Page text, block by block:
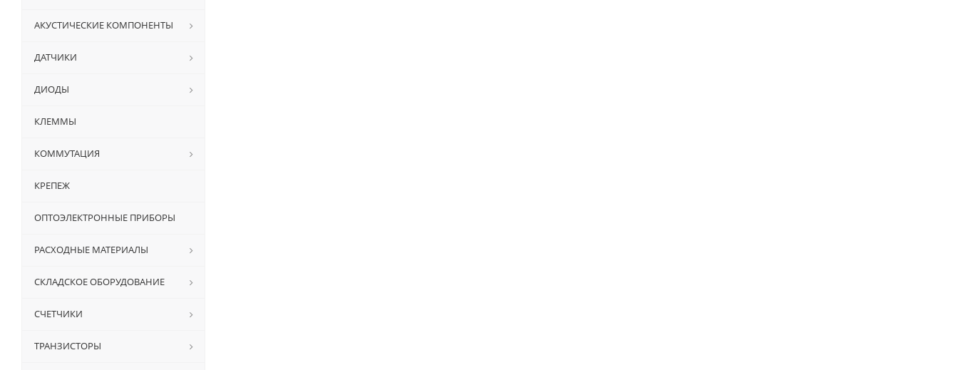
АКУСТИЧЕСКИЕ КОМПОНЕНТЫ
ДАТЧИКИ
ДИОДЫ
КЛЕММЫ
КОММУТАЦИЯ
КРЕПЕЖ
ОПТОЭЛЕКТРОННЫЕ ПРИБОРЫ
РАСХОДНЫЕ МАТЕРИАЛЫ
СКЛАДСКОЕ ОБОРУДОВАНИЕ
СЧЕТЧИКИ
ТРАНЗИСТОРЫ